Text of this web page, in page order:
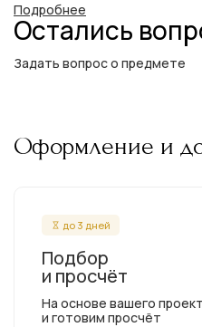
Подробнее
Остались
Задать вопрос о предмете
Оформление и
до 3 дней
Подбор
и просчёт
На основе вашего
и готовим просчёт